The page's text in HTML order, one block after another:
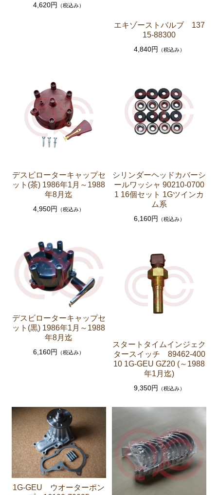
シャフトブーツ デフなど）
ソアラ GZ20 MZ20 MZ21
エンジンパーツ 7M-GTEU MZ20 MZ21
エンジンパーツ 1G-GTEU GZ20
エンジンパーツ 1G-GEU GZ20
エンジンパーツ 1G-FE GZ20
ブレーキパーツ（マスターシリンダー リペアキッ
ト ホース など）
クラッチパーツ（マスターシリンダー クラッチレリ
燃料パーツ（ポンプ フィルター ダンパー センダ
ーゲージなど）
ソアラ JZZ30 JZZ31 UZZ30 UZZ31 UZZ32
エンジンパーツ 2JZ-GE JZZ31
ブレーキパーツ（マスターシリンダー リペアキッ
ト ホース など）
コロナマークⅡ チェイサー MX3# MX4#
エンジンパーツ 1G-GEU
エンジンパーツ 1G-EU
エンジンパーツ M-TEU
エンジンパーツ 5M-EU
エンジンパーツ 18R-GEU
エンジンパーツ（マウント 他）
4,620円 （税込み）
エキゾーストバルブ 137
15-88300
4,840円 （税込み）
デスビローターキャップセ
ット(茶) 1986年1月～1988
年8月迄
4,950円 （税込み）
シリンダーヘッドカバーシ
ールワッシャ 90210-0700
1 16個セット 1Gツインカ
ム系
6,160円 （税込み）
デスビローターキャップセ
ット(黒) 1986年1月～1988
年8月迄
6,160円 （税込み）
スタートタイムインジェク
タースイッチ 89462-400
10 1G-GEU GZ20 (～1988
年1月迄)
9,350円 （税込み）
1G-GEU ウオーターポン